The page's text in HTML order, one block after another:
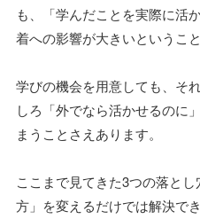
も、「学んだことを実際に活
着への影響が大きいということ
学びの機会を用意しても、そ
しろ「外でなら活かせるのに
まうことさえあります。
ここまで見てきた3つの落と
方」を変えるだけでは解決で